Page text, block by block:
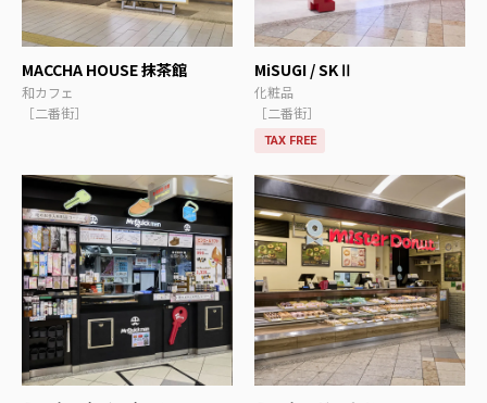
MACCHA HOUSE 抹茶館
和カフェ
［二番街］
MiSUGI / SKⅡ
化粧品
［二番街］
TAX FREE